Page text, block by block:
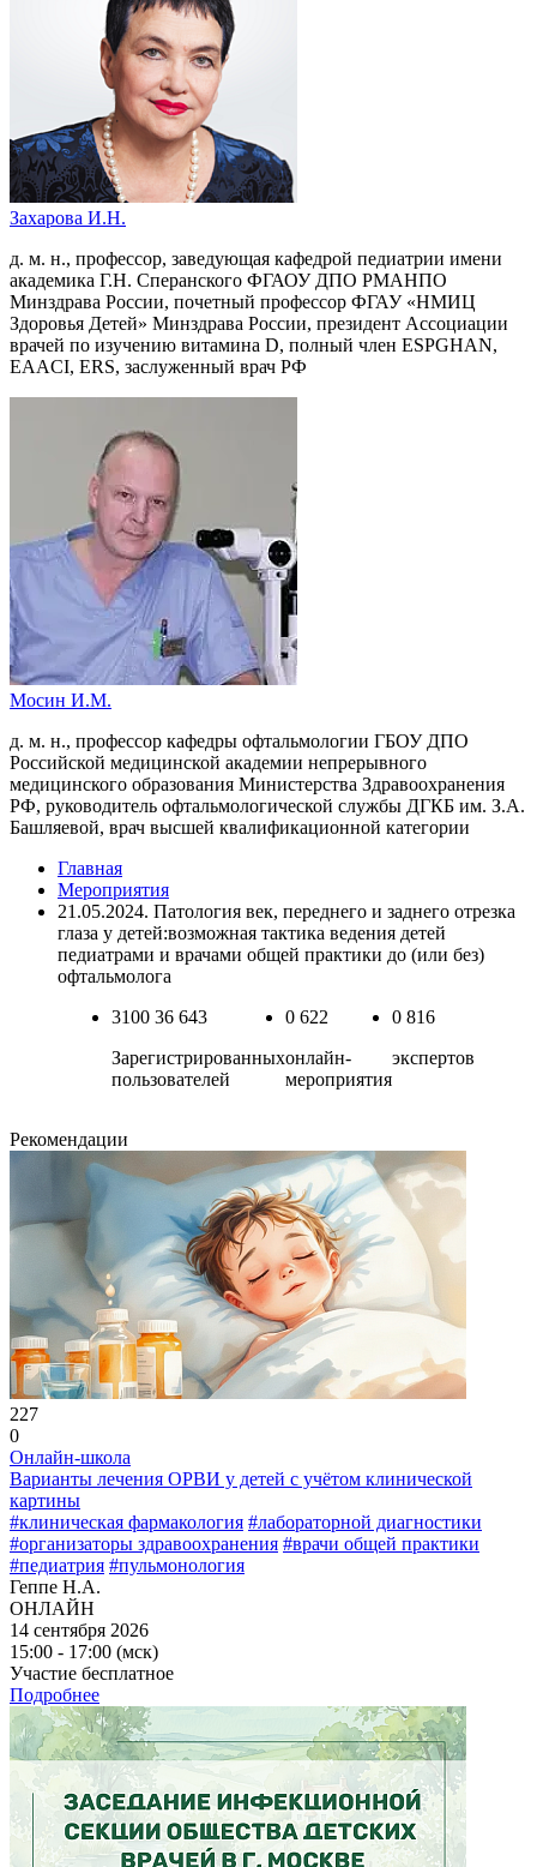
Захарова И.Н.
д. м. н., профессор, заведующая кафедрой педиатрии имени
академика Г.Н. Сперанского ФГАОУ ДПО РМАНПО
Минздрава России, почетный профессор ФГАУ «НМИЦ
Здоровья Детей» Минздрава России, президент Ассоциации
врачей по изучению витамина D, полный член ESPGHAN,
EAACI, ERS, заслуженный врач РФ
Мосин И.М.
д. м. н., профессор кафедры офтальмологии ГБОУ ДПО
Российской медицинской академии непрерывного
медицинского образования Министерства Здравоохранения
РФ, руководитель офтальмологической службы ДГКБ им. З.А.
Башляевой, врач высшей квалификационной категории
Главная
Мероприятия
21.05.2024. Патология век, переднего и заднего отрезка
глаза у детей:возможная тактика ведения детей
педиатрами и врачами общей практики до (или без)
офтальмолога
3100 36 643
Зарегистрированных
пользователей
0 622
онлайн-
мероприятия
0 816
экспертов
Рекомендации
227
0
Онлайн-школа
Варианты лечения ОРВИ у детей с учётом клинической
картины
#клиническая фармакология #лабораторной диагностики
#организаторы здравоохранения #врачи общей практики
#педиатрия #пульмонология
Геппе Н.А.
ОНЛАЙН
14 сентября 2026
15:00 - 17:00 (мск)
Участие бесплатное
Подробнее